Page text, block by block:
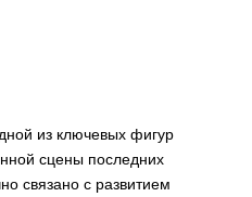
из ключевых фигур
сцены последних
связано с развитием